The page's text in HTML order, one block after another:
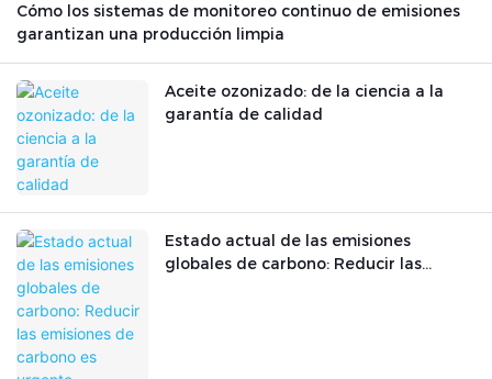
Cómo los sistemas de monitoreo continuo de emisiones
garantizan una producción limpia
Aceite ozonizado: de la ciencia a la
garantía de calidad
Estado actual de las emisiones
globales de carbono: Reducir las